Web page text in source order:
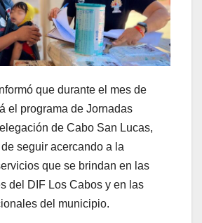
que durante el mes de
el programa de Jornadas
de Cabo San Lucas,
seguir acercando a la
que se brindan en las
del DIF Los Cabos y en las
del municipio.